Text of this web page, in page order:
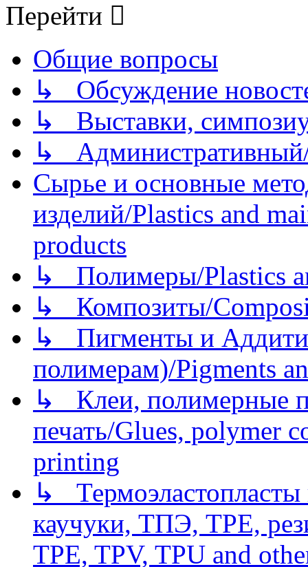
Перейти
Общие вопросы
↳ Обсуждение
↳ Выставки,
↳
Сырье и основные
изделий/Plastics and
products
↳ Полимеры/Plastics
↳ Композиты/
↳ Пигменты и
полимерам)/Pigments
↳ Клеи, полимерные
печать/Glues, polymer
printing
↳
каучуки, ТПЭ, TPE,
TPE, TPV, TPU and